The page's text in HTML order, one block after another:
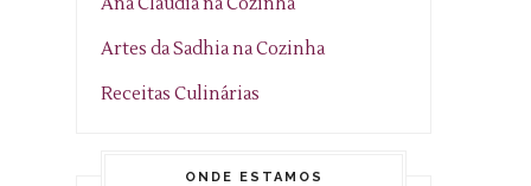
Artes da Sadhia na Cozinha
Receitas Culinárias
ONDE ESTAMOS